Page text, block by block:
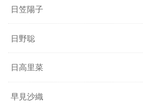
日笠陽子
日野聡
日高里菜
早見沙織